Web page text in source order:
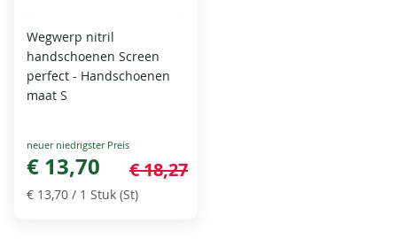
Wegwerp nitril
handschoenen Screen
perfect - Handschoenen
maat S
Special
Price
€ 13,70 € 18,27
€ 13,70 / 1 Stuk (St)